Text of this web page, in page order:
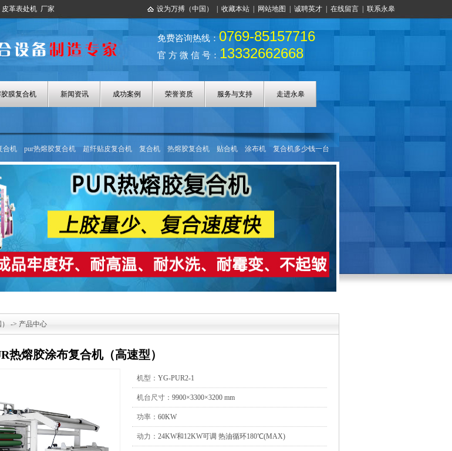
皮革表处机 厂家 设为万搏（中国） 收藏本站 网站地图 诚聘英才 在线留言 联系永皋
免费咨询热线： 0769-85157716
官 方 微 信 号： 13332662668
膜复合机 新闻资讯 成功案例 荣誉资质 服务与支持 走进永皋
合机 pur热熔胶复合机 超纤贴皮复合机 复合机 热熔胶复合机 贴合机 涂布机
复合机多少钱一台
胶膜复合机
-> 产品中心
热熔胶涂布复合机（高速型）
机型： YG-PUR2-1
机台尺寸： 9900×3300×3200 mm
功率： 60KW
动力： 24KW和12KW可调 热油循环180℃(MAX)